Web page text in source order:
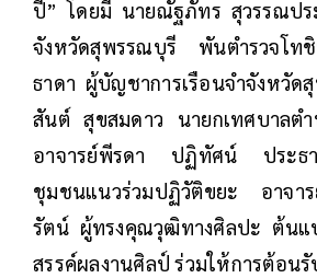
ปี” โดยมี นายณัฐภัทร สุวรรณปร
จังหวัดสุพรรณบุรี พันตำรวจโ
ธาดา ผู้บัญชาการเรือนจำจังหวั
สันต์ สุขสมดาว นายกเทศบาลต
อาจารย์พีรดา ปฏิทัศน์
ประธ
ชุมชนแนวร่วมปฏิวัติขยะ อาจ
รัตน์ ผู้ทรงคุณวุฒิทางศิลปะ ต้นแ
สรรค์ผลงานศิลป์ ร่วมให้การต้อนรั